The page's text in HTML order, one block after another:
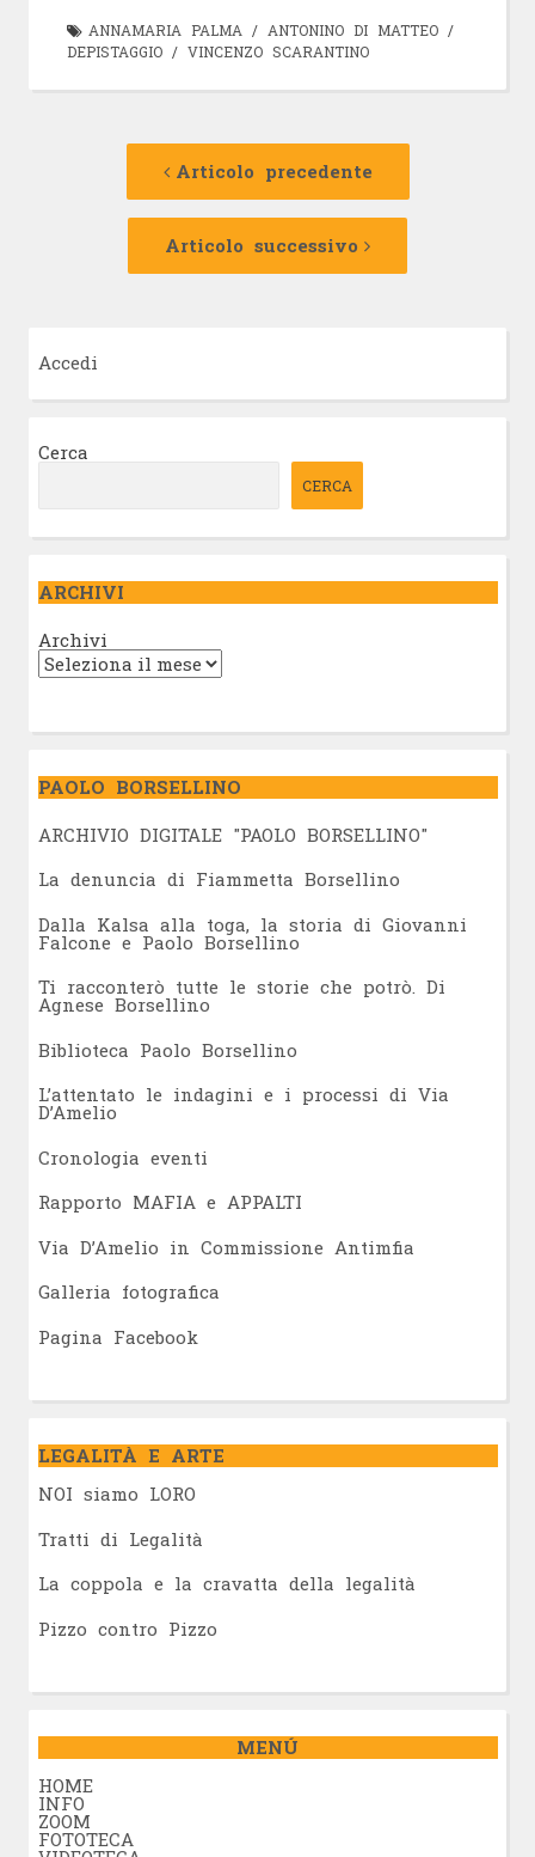
ANNAMARIA PALMA / ANTONINO DI MATTEO/
DEPISTAGGIO/ VINCENZO SCARANTINO
Navigazione
Articolo precedente
Articolo
Articolo successivo
Articolo
Accedi
Cerca
CERCA
ARCHIVI
Archivi
PAOLO BORSELLINO
ARCHIVIO DIGITALE "PAOLO BORSELLINO"
La denuncia di Fiammetta Borsellino
Dalla Kalsa alla toga, la storia di Giovanni
Falcone e Paolo Borsellino
Ti racconterò tutte le storie che potrò. Di
Agnese Borsellino
Biblioteca Paolo Borsellino
L’attentato le indagini e i processi di Via
D’Amelio
Cronologia eventi
Rapporto MAFIA e APPALTI
Via D’Amelio in Commissione Antimfia
Galleria fotografica
Pagina Facebook
LEGALITÀ E ARTE
NOI siamo LORO
Tratti di Legalità
La coppola e la cravatta della legalità
Pizzo contro Pizzo
MENÚ
HOME
INFO
ZOOM
FOTOTECA